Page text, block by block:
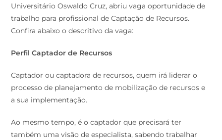
Universitário Oswaldo Cruz, abriu vaga oportunidade de
trabalho para profissional de Captação de Recursos.
Confira abaixo o descritivo da vaga:
Perfil Captador de Recursos
Captador ou captadora de recursos, quem irá liderar o
processo de planejamento de mobilização de recursos e
a sua implementação.
Ao mesmo tempo, é o captador que precisará ter
também uma visão de especialista, sabendo trabalhar